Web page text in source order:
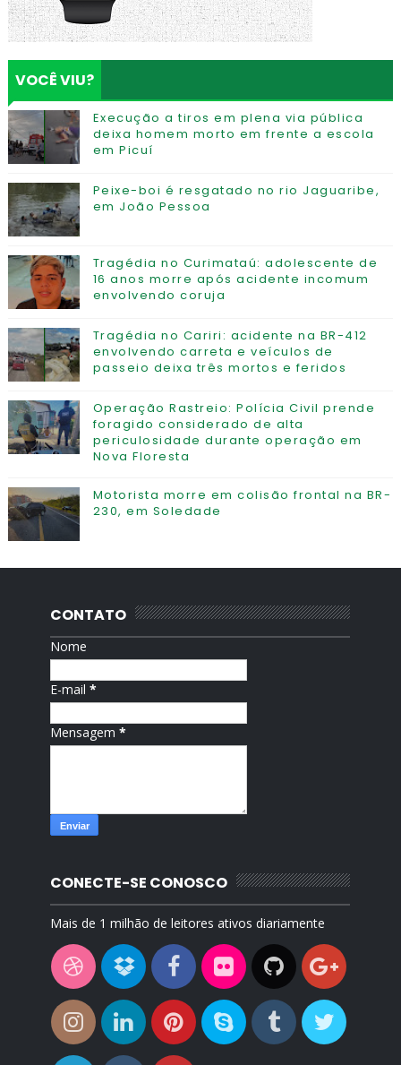
VOCÊ VIU?
Execução a tiros em plena via pública
deixa homem morto em frente a escola
em Picuí
Peixe-boi é resgatado no rio Jaguaribe,
em João Pessoa
Tragédia no Curimataú: adolescente de
16 anos morre após acidente incomum
envolvendo coruja
Tragédia no Cariri: acidente na BR-412
envolvendo carreta e veículos de
passeio deixa três mortos e feridos
Operação Rastreio: Polícia Civil prende
foragido considerado de alta
periculosidade durante operação em
Nova Floresta
Motorista morre em colisão frontal na BR-
230, em Soledade
CONTATO
Nome
E-mail*
Mensagem*
CONECTE-SE CONOSCO
Mais de 1 milhão de leitores ativos diariamente